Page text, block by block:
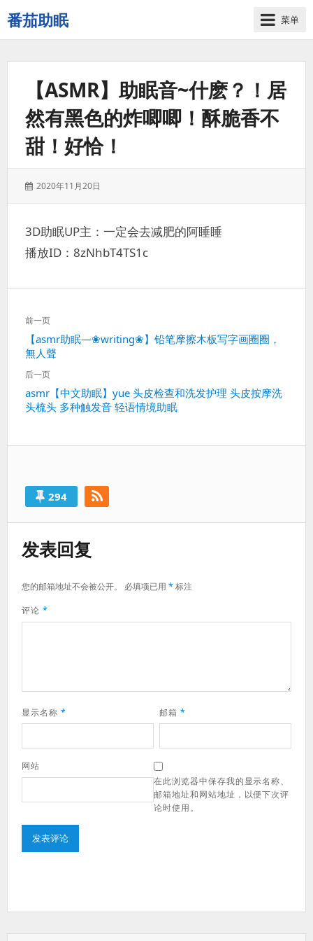
番茄助眠
一
个
菜单
【ASMR】助眠音~什麽？！居
然有黑色的炸唧唧！酥脆香不
甜！好恰！
发
2020年11月20日
3D助眠UP主：一定会去减肥的阿睡睡
播放ID：8zNhbT4TS1c
文
章
导
航
前一页
上
一
篇：
【asmr助眠—❀writing❀】铅笔摩擦木板写字画圈圈，
無人聲
后一页
下
一
asmr【中文助眠】yue 头皮检查和洗发护理 头皮按摩洗
头梳头 多种触发音 轻语情境助眠
294
发表回复
您的邮箱地址不会被公开。 必填项已用 *标注
评论 *
显示名称 * 邮箱 *
网站
在此浏览器中保存我的显示名称、
邮箱地址和网站地址，以便下次评
论时使用。